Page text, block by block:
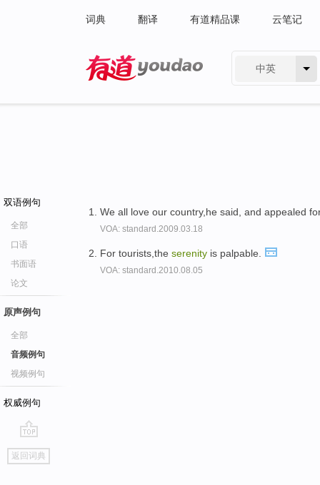
词典 翻译 有道精品课 云笔记
中英
双语例句
全部
口语
书面语
论文
原声例句
全部
音频例句
视频例句
权威例句
go
top
返回词典
We all love our country,he said, and appealed
VOA: standard.2009.03.18
For tourists,the serenity is palpable.
VOA: standard.2010.08.05